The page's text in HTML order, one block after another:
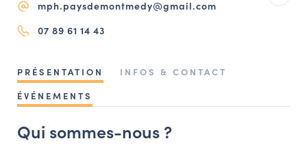
Espace acteurs
NAVIGATION FILTRÉE « ACTEURS »
mph.paysdemontmedy@gmail.com
07 89 61 14 43
PRÉSENTATION
INFOS & CONTACT
ÉVÉNEMENTS
Qui sommes-nous ?